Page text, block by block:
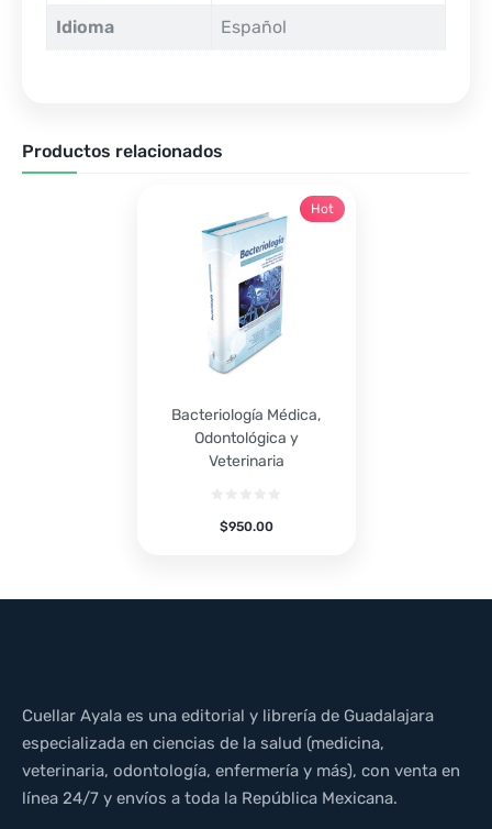
Idioma Español
Productos relacionados
Bacteriología Médica,
Odontológica y
Veterinaria
$950.00
Hot
Cuellar Ayala es una editorial y librería de Guadalajara
especializada en ciencias de la salud (medicina,
veterinaria, odontología, enfermería y más), con venta en
línea 24/7 y envíos a toda la República Mexicana.